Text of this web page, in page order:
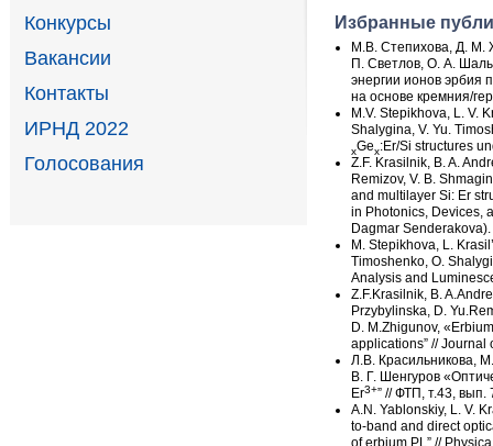
Конкурсы
Вакансии
Контакты
ИРНД 2022
Голосования
Избранные
М.В. Степихова, Д. М.
П. Светлов, О. А.
энергии ионов эрбия
на основе кремния/
M.V. Stepikhova, L. V.
Shalygina, V. Yu.
xGex:Er/Si structures
Z.F. Krasilnik, B. A.
Remizov, V. B.
and multilayer Si: Er
in Photonics, Devices,
Dagmar
M. Stepikhova, L.
Timoshenko, O.
Analysis and
Z.F.Krasilnik, B.
Przybylinska, D.
D. M.Zhigunov,
applications” //
Л.В. Красильникова,
В. Г. Шенгуров «
Er3+” // ФТП, т.43, вып.
A.N. Yablonskiy, L. V.
to-band and direct
of erbium PL” //